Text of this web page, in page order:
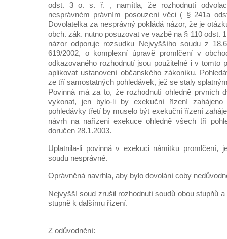
odst. 3 o. s. ř. , namítla, že rozhodnutí
nesprávném právním posouzení věci ( § 241a
Dovolatelka za nesprávný pokládá názor, že je
obch. zák. nutno posuzovat ve vazbě na § 110 odst.
názor odporuje rozsudku Nejvyššího soudu z
619/2002, o komplexní úpravě promlčení v
odkazovaného rozhodnutí jsou použitelné i v tomto
aplikovat ustanovení občanského zákoníku.
ze tří samostatných pohledávek, jež se staly
Povinná má za to, že rozhodnutí ohledně prvních
vykonat, jen bylo-li by exekuční řízení zahájeno
pohledávky třetí by muselo být exekuční řízení
návrh na nařízení exekuce ohledně všech tří
doručen 28.1.2003.
Uplatnila-li povinná v exekuci námitku promlčení,
soudu nesprávné.
Oprávněná navrhla, aby bylo dovolání coby
Nejvyšší soud zrušil rozhodnutí soudů obou stupňů
stupně k dalšímu řízení.
Z odůvodnění: